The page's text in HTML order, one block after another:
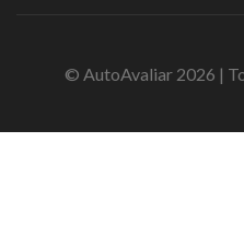
© AutoAvaliar 2026 |